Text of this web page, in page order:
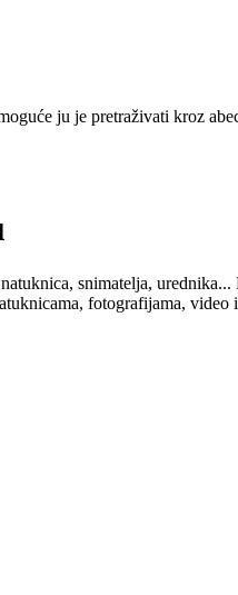
ju je pretraživati kroz
snimatelja,
fotografijama, video